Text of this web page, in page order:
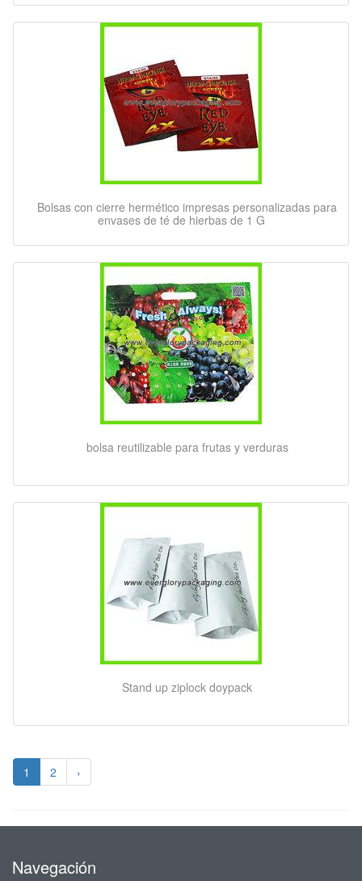
Bolsas con cierre hermético impresas personalizadas para
envases de té de hierbas de 1 G
bolsa reutilizable para frutas y verduras
Stand up ziplock doypack
1 2 ›
Navegación